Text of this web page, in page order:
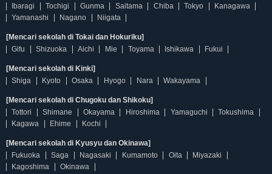
Ibaragi
Tochigi Gunma Saitama Chiba Tokyo
Kanagawa
Yamanashi
Nagano Niigata
[Mencari sekolah di Tokai dan Hokuriku]
Gifu
Shizuoka Aichi Mie Toyama Ishikawa Fukui
[Mencari sekolah di Kinki]
Shiga
Kyoto Osaka Hyogo Nara Wakayama
[Mencari sekolah di Chugoku dan Shikoku]
Tottori
Shimane Okayama Hiroshima Yamaguchi
Tokushima
Kagawa
Ehime Kochi
[Mencari sekolah di Kyusyu dan Okinawa]
Fukuoka
Saga Nagasaki Kumamoto Oita
Miyazaki
Kagoshima
Okinawa